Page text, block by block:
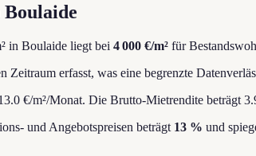
in Boulaide liegt bei 4 000 €/m² für
Zeitraum erfasst, was eine begrenzte
€/m²/Monat. Die Brutto-Mietrendite beträgt
und Angebotspreisen beträgt 13 % und